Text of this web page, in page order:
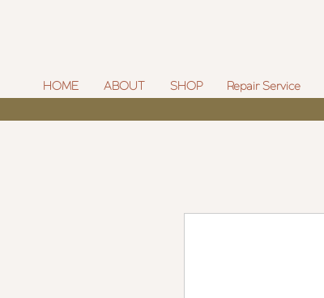
HOME ABOUT SHOP Repair Service